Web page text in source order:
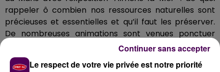
rappeler ô combien nos ressources naturelles sont
précieuses et essentielles et qu’il faut les préserver.
De nombreuses animations sont venues ponctuer
cette 85e édition, avec des parades, des soirées
concerts ainsi qu'un espace agricole toujours aussi
dense et riche en animaux.
Le respect de votre vie privée est notre priorité
Continuer sans accepter